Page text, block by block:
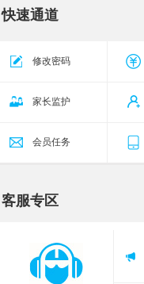
快速通道
修改密码
家长监护
会员任务
客服专区